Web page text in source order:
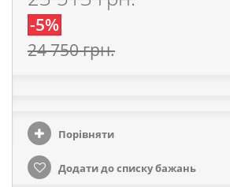
-5%
24 750 грн.
Порівняти
Додати до списку бажань